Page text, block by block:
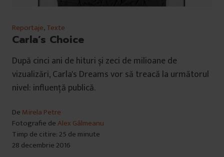
Reportaje,Texte
Carla’s Choice
După cinci ani de hituri și zeci de milioane de
vizualizări, Carla's Dreams vor să treacă la următorul
nivel: influență publică.
De Mirela Petre
Fotografie deAlex Gâlmeanu
Timp de citire: 25 de minute
28 decembrie 2016